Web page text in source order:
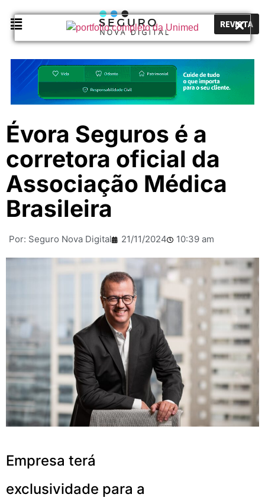
REVISTA
Évora Seguros é a
corretora oficial da
Associação Médica
Brasileira
Por: Seguro Nova Digital 21/11/2024 10:39 am
Empresa terá
exclusividade para a